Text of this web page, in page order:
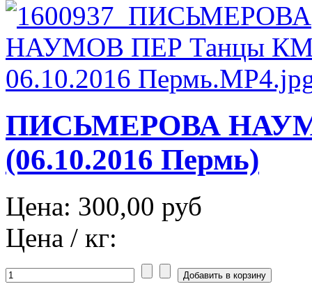
ПИСЬМЕРОВА
(06.10.2016 Пермь)
Цена: 300,00 руб
Цена / кг: